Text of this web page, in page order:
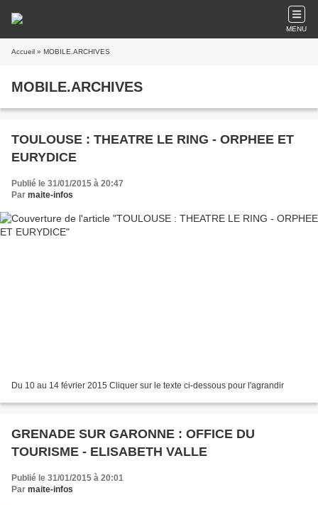
MENU
Accueil » MOBILE.ARCHIVES
MOBILE.ARCHIVES
TOULOUSE : THEATRE LE RING - ORPHEE ET
EURYDICE
Publié le 31/01/2015 à 20:47
Par maite-infos
Du 10 au 14 février 2015 Cliquer sur le texte ci-dessous pour l'agrandir
GRENADE SUR GARONNE : OFFICE DU
TOURISME - ELISABETH VALLE
Publié le 31/01/2015 à 20:01
Par maite-infos